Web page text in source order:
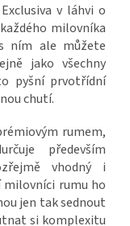
v láhvi o
milovníka
ním ale můžete
jako všechny
pyšní prvotřídní
chutí.
rumem,
především
vhodný i
milovníci rumu ho
jen tak sednout
si komplexitu